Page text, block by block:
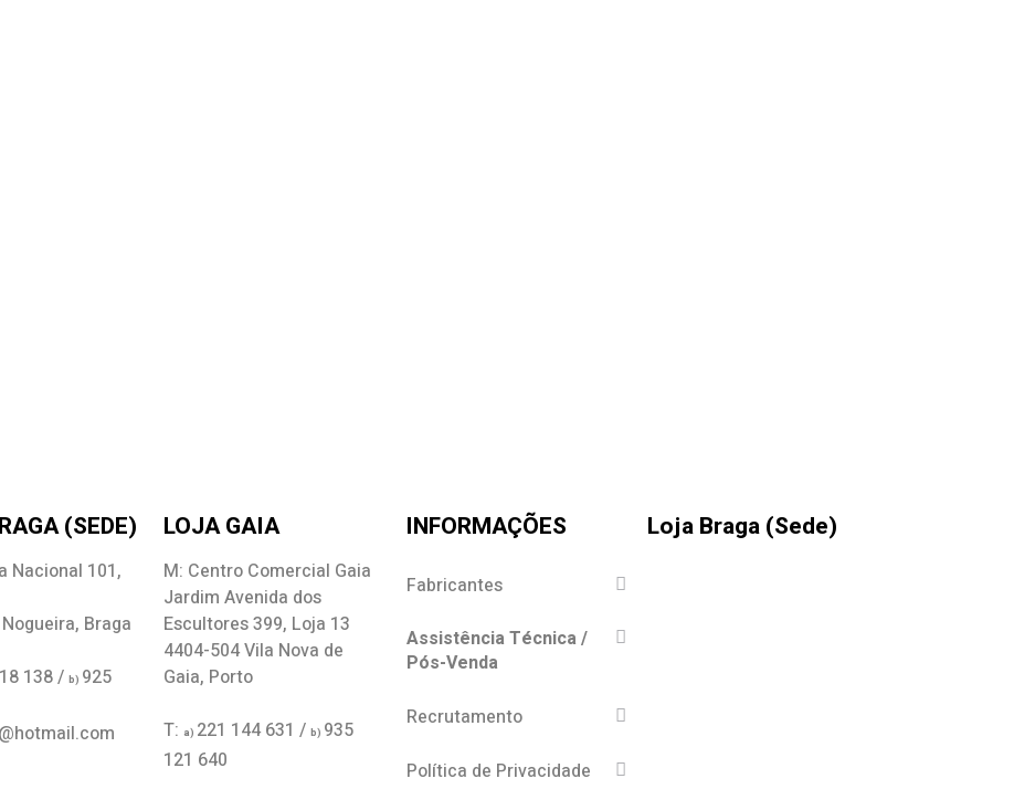
(SEDE)
Nacional 101,
Braga
138 /b) 925
LOJA GAIA
M: Centro Comercial Gaia
Jardim Avenida dos
Escultores 399, Loja 13
4404-504 Vila Nova de
Gaia, Porto
T: a) 221 144 631 /b) 935
121 640
INFORMAÇÕES
Fabricantes
Assistência Técnica /
Pós-Venda
Recrutamento
Política de Privacidade
Loja Braga (Sede)